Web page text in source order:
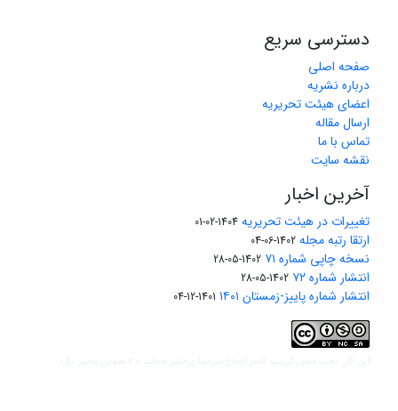
دسترسی سریع
صفحه اصلی
درباره نشریه
اعضای هیئت تحریریه
ارسال مقاله
تماس با ما
نقشه سایت
آخرین اخبار
تغییرات در هیئت تحریریه 1404-02-01
ارتقا رتبه مجله 1402-06-04
نسخه چاپی شماره ۷۱ 1402-05-28
انتشار شماره ۷۲ 1402-05-28
انتشار شماره پاییز-زمستان ۱۴۰۱ 1401-12-04